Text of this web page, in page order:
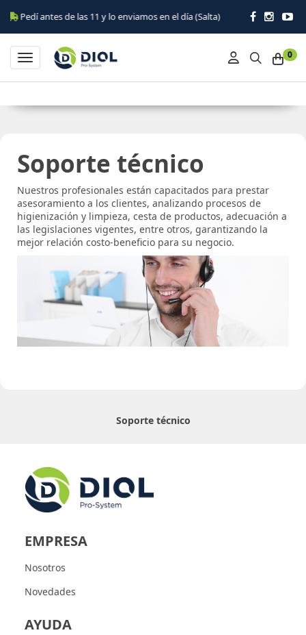
Pedí antes de las 11 y lo enviamos en el día (Salta)
0
Toggle navigation
Soporte técnico
Nuestros profesionales están capacitados para prestar
asesoramiento a los clientes, analizando procesos de
higienización y limpieza, cesta de productos, adecuación a
las legislaciones vigentes, entre otros, garantizando la
mejor relación costo-beneficio para su negocio.
Soporte técnico
EMPRESA
Nosotros
Novedades
AYUDA